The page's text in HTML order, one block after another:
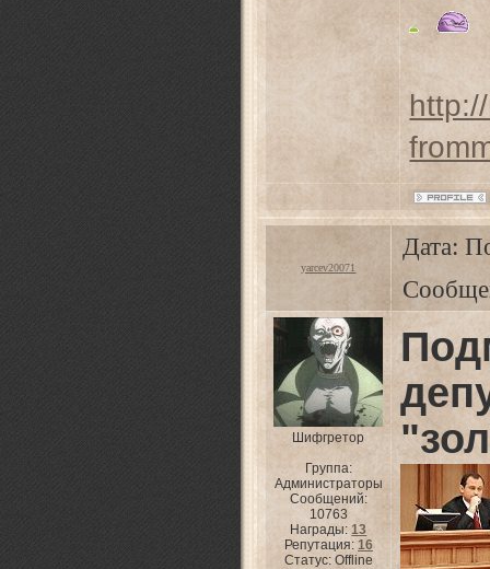
yarcev20071
Дата:
Шифгретор
Группа:
Администраторы
Сообщений:
10763
Награды:13
Репутация: 16
Статус: Offline